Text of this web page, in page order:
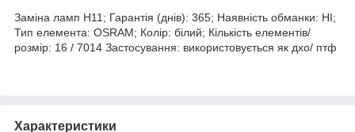
Заміна ламп H11; Гарантія (днів): 365; Наявність обманки: НІ;
Тип елемента: OSRAM; Колір: білий; Кількість елементів/
розмір: 16 / 7014 Застосування: використовується як дхо/ птф
Характеристики